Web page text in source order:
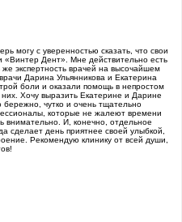
могу с уверенностью сказать, что свои
«Винтер Дент». Мне действительно есть
экспертность врачей на высочайшем
Дарина Ульянникова и Екатерина
боли и оказали помощь в непростом
них. Хочу выразить Екатерине и Дарине
чутко и очень тщательно
которые не жалеют времени
внимательно. И, конечно, отдельное
сделает день приятнее своей улыбкой,
Рекомендую клинику от всей души,